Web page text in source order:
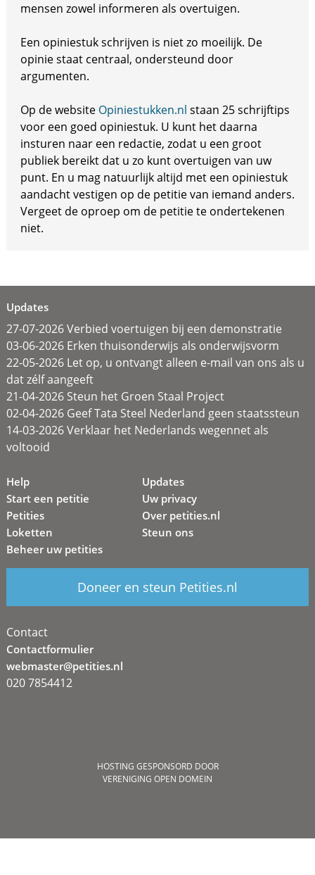
mensen zowel informeren als overtuigen.
Een opiniestuk schrijven is niet zo moeilijk. De
opinie staat centraal, ondersteund door
argumenten.
Op de website Opiniestukken.nl staan 25 schrijftips
voor een goed opiniestuk. U kunt het daarna
insturen naar een redactie, zodat u een groot
publiek bereikt dat u zo kunt overtuigen van uw
punt. En u mag natuurlijk altijd met een opiniestuk
aandacht vestigen op de petitie van iemand anders.
Vergeet de oproep om de petitie te ondertekenen
niet.
Updates
27-07-2026 Verbied voertuigen bij een demonstratie
03-06-2026 Erken thuisonderwijs als onderwijsvorm
22-05-2026 Let op, u ontvangt alleen e-mail van ons als u
dat zélf aangeeft
21-04-2026 Steun het Groen Staal Project
02-04-2026 Geef Tata Steel Nederland geen staatssteun
14-03-2026 Verklaar het Nederlands wegennet als
voltooid
Help
Start een petitie
Petities
Loketten
Beheer uw petities
Updates
Uw privacy
Over petities.nl
Steun ons
Doneer en steun Petities.nl
Contact
Contactformulier
webmaster@petities.nl
020 7854412
HOSTING GESPONSORD DOOR
VERENIGING OPEN DOMEIN